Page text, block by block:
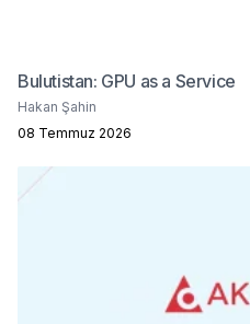
Bulutistan: GPU as a Service
Hakan Şahin
08 Temmuz 2026